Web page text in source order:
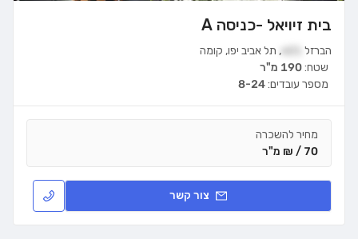
בית זיויאל -כניסה A
הברזל , תל אביב יפו, קומה
שטח:190 מ"ר
מספר עובדים:8-24
מחיר להשכרה
70 / ₪ מ"ר
צור קשר